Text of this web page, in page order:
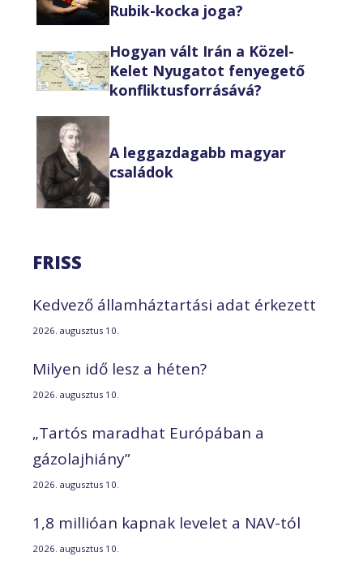
Rubik-kocka joga?
Hogyan vált Irán a Közel-
Kelet Nyugatot fenyegető
konfliktusforrásává?
A leggazdagabb magyar
családok
FRISS
Kedvező államháztartási adat érkezett
2026. augusztus 10.
Milyen idő lesz a héten?
2026. augusztus 10.
„Tartós maradhat Európában a
gázolajhiány”
2026. augusztus 10.
1,8 millióan kapnak levelet a NAV-tól
2026. augusztus 10.